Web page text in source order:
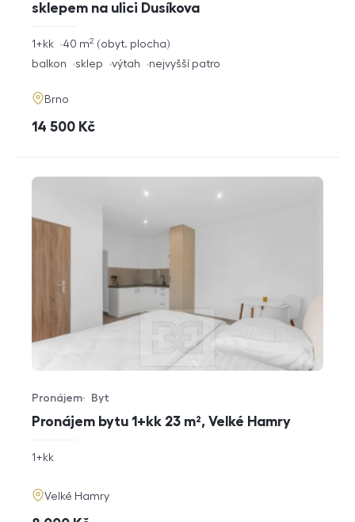
sklepem na ulici Dusíkova
rozměry
1+kk obyt. plocha
40 m2
funkce
balkon sklep výtah nejvyšší patro
adresa
Brno
cena
14 500 Kč
Pronájem bytu 1+kk 23 m², Velké Hamry
Typ nabídky
Pronájem
Typ nemovitosti
Byt
rozměry
1+kk
adresa
Velké Hamry